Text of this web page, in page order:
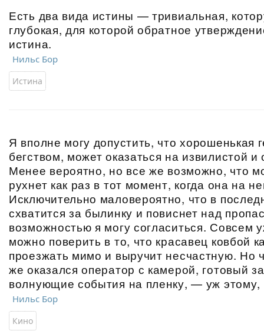
Есть два вида истины — тривиальная,
глубокая, для которой обратное
истина.
Нильс Бор
Истина
Я вполне могу допустить, что хорошенькая
бегством, может оказаться на извилистой
Менее вероятно, но все же возможно, что
рухнет как раз в тот момент, когда она на
Исключительно маловероятно, что в
схватится за былинку и повиснет над
возможностью я могу согласиться. Совсем
можно поверить в то, что красавец ковбой
проезжать мимо и выручит несчастную. Но
же оказался оператор с камерой, готовый
волнующие события на пленку, — уж этому,
Нильс Бор
Кино